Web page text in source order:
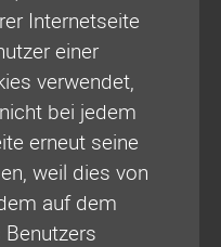
Internetseite
einer
verwendet,
bei jedem
erneut seine
weil dies von
auf dem